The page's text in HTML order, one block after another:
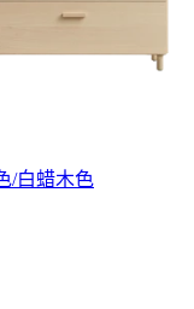
/白蜡木色